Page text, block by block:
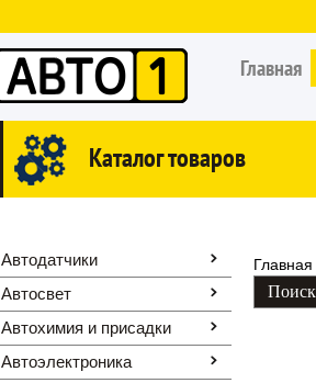
Главная
Каталог товаров
Автодатчики
Автосвет
Автохимия и присадки
Автоэлектроника
Главная